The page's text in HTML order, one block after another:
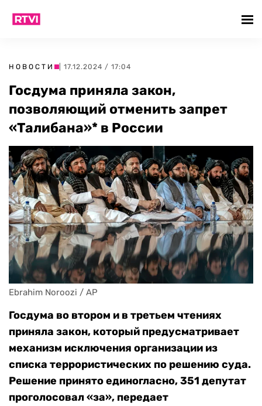
НОВОСТИ | 17.12.2024 / 17:04
Госдума приняла закон,
позволяющий отменить запрет
«Талибана»* в России
Ebrahim Noroozi / AP
Госдума во втором и в третьем чтениях
приняла закон, который предусматривает
механизм исключения организации из
списка террористических по решению суда.
Решение принято единогласно, 351 депутат
проголосовал «за», передает